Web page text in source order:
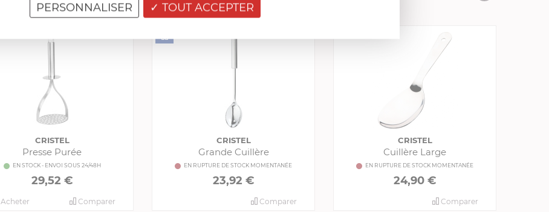
CRISTEL
Presse Purée
EN STOCK - ENVOI SOUS 24/48H
29,52 €
Comparer
Acheter
CRISTEL
Grande Cuillère
EN RUPTURE DE STOCK MOMENTANÉE
23,92 €
Comparer
CRISTEL
Cuillère Large
EN RUPTURE DE STOCK MOMENTANÉE
24,90 €
Comparer
TOUT ACCEPTER
PERSONNALISER